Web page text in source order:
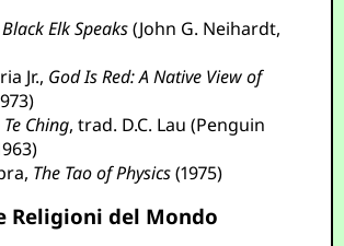
Black Elk Speaks(John G. Neihardt,
Jr., God Is Red: A Native View of
Te Ching, trad. D.C. Lau (Penguin
The Tao of Physics(1975)
Religioni del Mondo